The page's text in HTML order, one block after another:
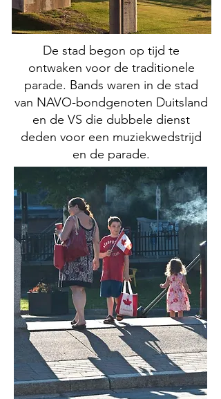
De stad begon op tijd te
ontwaken voor de traditionele
parade. Bands waren in de stad
van NAVO-bondgenoten Duitsland
en de VS die dubbele dienst
deden voor een muziekwedstrijd
en de parade.